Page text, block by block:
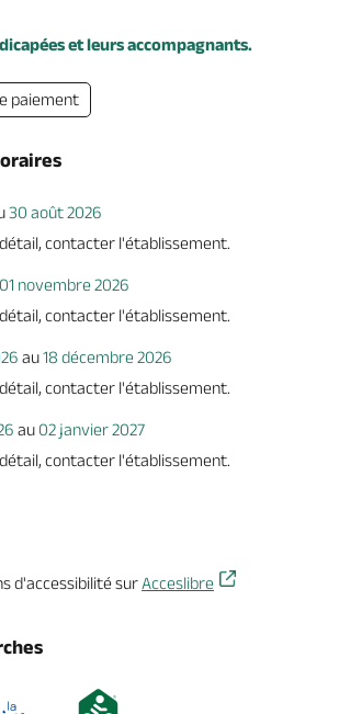
et leurs accompagnants.
paiement
30 août 2026
contacter l'établissement.
01 novembre 2026
contacter l'établissement.
au18 décembre 2026
contacter l'établissement.
au 02 janvier 2027
contacter l'établissement.
d'accessibilité sur Acceslibre